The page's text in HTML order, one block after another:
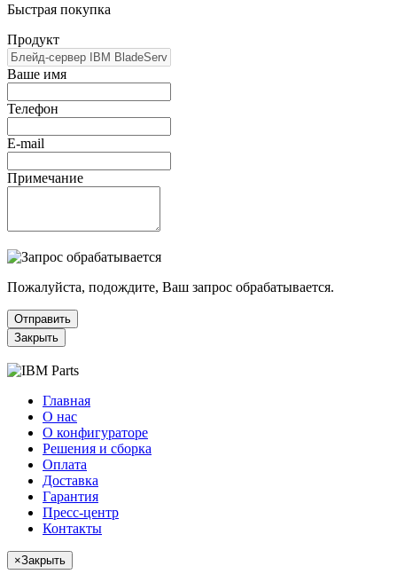
Быстрая покупка
Продукт
Ваше имя
Телефон
E-mail
Примечание
Пожалуйста, подождите, Ваш запрос обрабатывается.
Отправить
Закрыть
Главная
О нас
О конфигураторе
Решения и сборка
Оплата
Доставка
Гарантия
Пресс-центр
Контакты
×Закрыть